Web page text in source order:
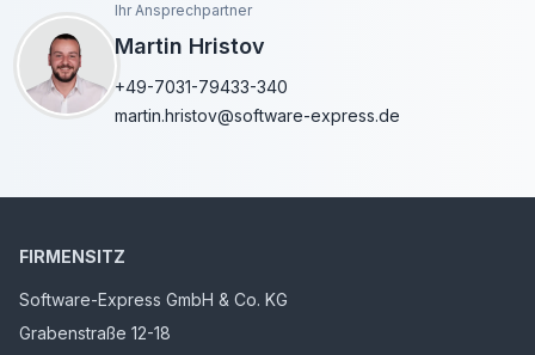
Ihr Ansprechpartner
Martin Hristov
+49-7031-79433-340
martin.hristov@software-express.de
FIRMENSITZ
Software-Express GmbH & Co. KG
Grabenstraße 12-18